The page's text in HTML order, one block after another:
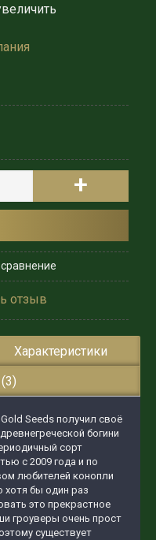
+
отзыв
Характеристики
Seeds получил своё
богини
сорт
с 2009 года и по
любителей конопли
хотя бы один раз
это прекрастное
гроуверы очень прост
существует